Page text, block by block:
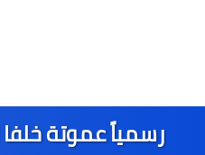
رسمياً عموتة